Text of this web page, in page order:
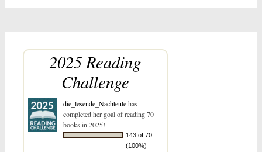
2025 Reading
Challenge
die_lesende_Nachteulehas
completed her goal of reading 70
books in 2025!
143 of 70
(100%)